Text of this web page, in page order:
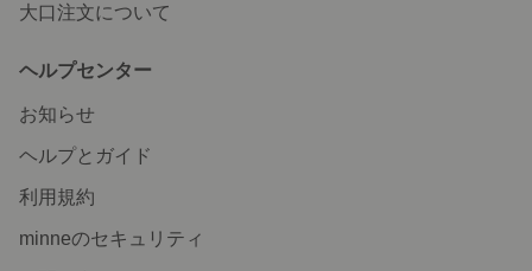
大口注文について
ヘルプセンター
お知らせ
ヘルプとガイド
利用規約
minneのセキュリティ